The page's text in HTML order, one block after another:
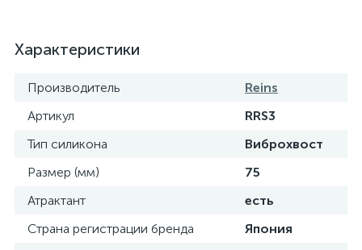
Характеристики
Производитель
Reins
Артикул
RRS3
Тип силикона
Виброхвост
Размер (мм)
75
Атрактант
есть
Страна регистрации бренда
Япония